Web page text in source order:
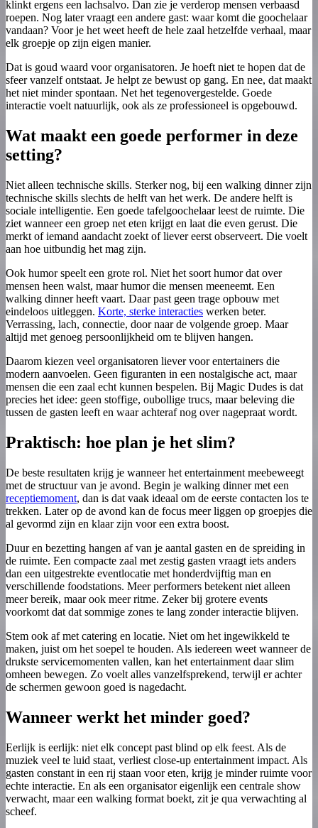
klinkt ergens een lachsalvo. Dan zie je verderop mensen verbaasd
roepen. Nog later vraagt een andere gast: waar komt die goochelaar
vandaan? Voor je het weet heeft de hele zaal hetzelfde verhaal, maar
elk groepje op zijn eigen manier.
Dat is goud waard voor organisatoren. Je hoeft niet te hopen dat de
sfeer vanzelf ontstaat. Je helpt ze bewust op gang. En nee, dat maakt
het niet minder spontaan. Net het tegenovergestelde. Goede
interactie voelt natuurlijk, ook als ze professioneel is opgebouwd.
Wat maakt een goede performer in deze
setting?
Niet alleen technische skills. Sterker nog, bij een walking dinner zijn
technische skills slechts de helft van het werk. De andere helft is
sociale intelligentie. Een goede tafelgoochelaar leest de ruimte. Die
ziet wanneer een groep net eten krijgt en laat die even gerust. Die
merkt of iemand aandacht zoekt of liever eerst observeert. Die voelt
aan hoe uitbundig het mag zijn.
Ook humor speelt een grote rol. Niet het soort humor dat over
mensen heen walst, maar humor die mensen meeneemt. Een
walking dinner heeft vaart. Daar past geen trage opbouw met
eindeloos uitleggen. Korte, sterke interacties werken beter.
Verrassing, lach, connectie, door naar de volgende groep. Maar
altijd met genoeg persoonlijkheid om te blijven hangen.
Daarom kiezen veel organisatoren liever voor entertainers die
modern aanvoelen. Geen figuranten in een nostalgische act, maar
mensen die een zaal echt kunnen bespelen. Bij Magic Dudes is dat
precies het idee: geen stoffige, oubollige trucs, maar beleving die
tussen de gasten leeft en waar achteraf nog over nagepraat wordt.
Praktisch: hoe plan je het slim?
De beste resultaten krijg je wanneer het entertainment meebeweegt
met de structuur van je avond. Begin je walking dinner met een
receptiemoment, dan is dat vaak ideaal om de eerste contacten los te
trekken. Later op de avond kan de focus meer liggen op groepjes die
al gevormd zijn en klaar zijn voor een extra boost.
Duur en bezetting hangen af van je aantal gasten en de spreiding in
de ruimte. Een compacte zaal met zestig gasten vraagt iets anders
dan een uitgestrekte eventlocatie met honderdvijftig man en
verschillende foodstations. Meer performers betekent niet alleen
meer bereik, maar ook meer ritme. Zeker bij grotere events
voorkomt dat dat sommige zones te lang zonder interactie blijven.
Stem ook af met catering en locatie. Niet om het ingewikkeld te
maken, juist om het soepel te houden. Als iedereen weet wanneer de
drukste servicemomenten vallen, kan het entertainment daar slim
omheen bewegen. Zo voelt alles vanzelfsprekend, terwijl er achter
de schermen gewoon goed is nagedacht.
Wanneer werkt het minder goed?
Eerlijk is eerlijk: niet elk concept past blind op elk feest. Als de
muziek veel te luid staat, verliest close-up entertainment impact. Als
gasten constant in een rij staan voor eten, krijg je minder ruimte voor
echte interactie. En als een organisator eigenlijk een centrale show
verwacht, maar een walking format boekt, zit je qua verwachting al
scheef.